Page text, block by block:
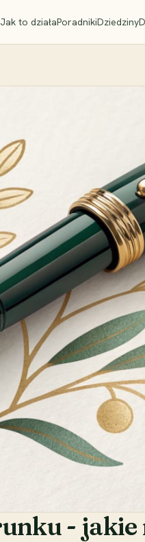
Jak to działaPoradnikiDziedziny
- jakie